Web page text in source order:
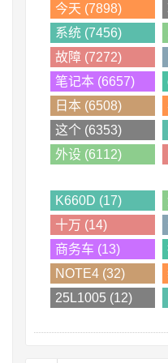
今天 (7898)
系统 (7456)
故障 (7272)
笔记本 (6657)
日本 (6508)
这个 (6353)
外设 (6112)
K660D (17)
十万 (14)
商务车 (13)
NOTE4 (32)
25L1005 (12)